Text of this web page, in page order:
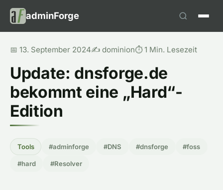
adminForge
📅 13. September 2024✍️ dominion⏱️ 1 Min. Lesezeit
Update: dnsforge.de
bekommt eine „Hard“-
Edition
Tools #adminforge #DNS #dnsforge #foss
#hard #Resolver